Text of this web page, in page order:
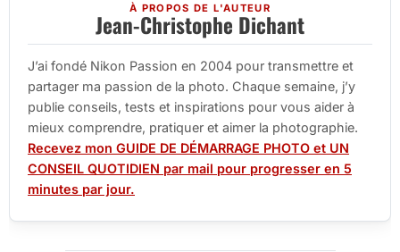
À PROPOS DE L'AUTEUR
Jean-Christophe Dichant
J’ai fondé Nikon Passion en 2004 pour transmettre et
partager ma passion de la photo. Chaque semaine, j’y
publie conseils, tests et inspirations pour vous aider à
mieux comprendre, pratiquer et aimer la photographie.
Recevez mon GUIDE DE DÉMARRAGE PHOTO et UN
CONSEIL QUOTIDIEN par mail pour progresser en 5
minutes par jour.